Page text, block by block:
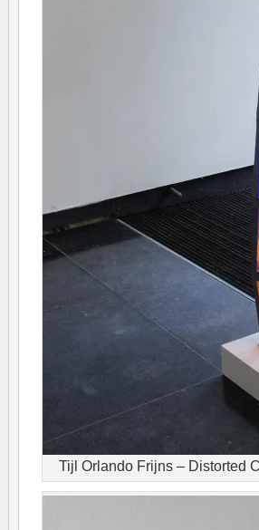
Tijl Orlando Frijns – Distorted